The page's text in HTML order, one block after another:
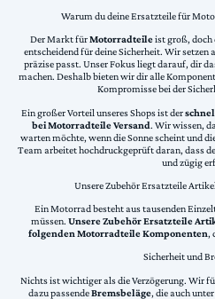
Warum du deine Ersatzteile für
Der Markt fürMotorradteileist groß, doch
entscheidend für deine Sicherheit. Wir
präzise passt. Unser Fokus liegt darauf, dir
machen. Deshalb bieten wir dir alle
Kompromisse bei der
Ein großer Vorteil unseres Shops ist der
bei Motorradteile Versand. Wir wissen,
warten möchte, wenn die Sonne scheint und
Team arbeitet hochdruckgeprüft daran, dass
und zügig
Unsere Zubehör Ersatzteile
Ein Motorrad besteht aus tausenden
müssen. Unsere Zubehör Ersatzteile
folgenden Motorradteile Komponenten,
Sicherheit und
Nichts ist wichtiger als die Verzögerung. Wir
dazu passendeBremsbeläge, die auch